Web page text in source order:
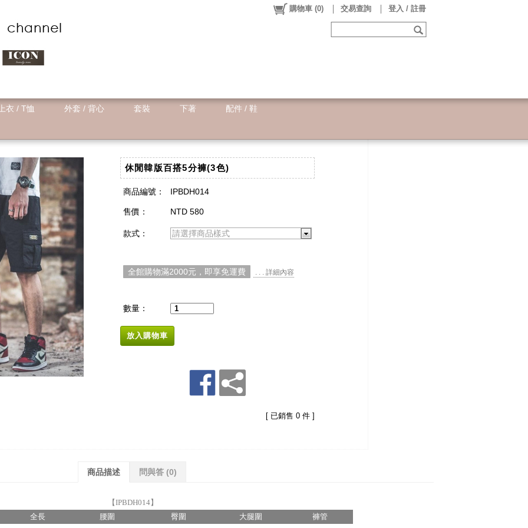
購物車 (0) 交易查詢 登入 / 註冊
衣 / T恤 外套 / 背心 套裝 下著 配件 / 鞋
休閒韓版百搭5分褲(3色)
商品編號： IPBDH014
售價： NTD 580
款式： 請選擇商品樣式
全館購物滿2000元，即享免運費 . . . 詳細內容
數量：
放入購物車
[ 已銷售 0 件 ]
商品描述 問與答 (0)